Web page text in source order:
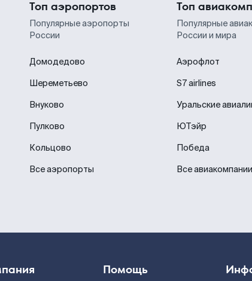
Топ аэропортов
Популярные аэропорты
России
Домодедово
Шереметьево
Внуково
Пулково
Кольцово
Все аэропорты
Топ
Популярные
России и мира
Аэрофлот
S7 airlines
Уральские
ЮТэйр
Победа
Все авиакомпании
Помощь